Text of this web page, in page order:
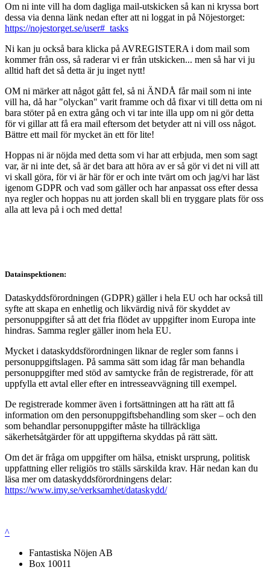
Om ni inte vill ha dom dagliga mail-utskicken så kan ni kryssa bort
dessa via denna länk nedan efter att ni loggat in på Nöjestorget:
https://nojestorget.se/user#_tasks
Ni kan ju också bara klicka på AVREGISTERA i dom mail som
kommer från oss, så raderar vi er från utskicken... men så har vi ju
alltid haft det så detta är ju inget nytt!
OM ni märker att något gått fel, så ni ÄNDÅ får mail som ni inte
vill ha, då har "olyckan" varit framme och då fixar vi till detta om ni
bara stöter på en extra gång och vi tar inte illa upp om ni gör detta
för vi gillar att få era mail eftersom det betyder att ni vill oss något.
Bättre ett mail för mycket än ett för lite!
Hoppas ni är nöjda med detta som vi har att erbjuda, men som sagt
var, är ni inte det, så är det bara att höra av er så gör vi det ni vill att
vi skall göra, för vi är här för er och inte tvärt om och jag/vi har läst
igenom GDPR och vad som gäller och har anpassat oss efter dessa
nya regler och hoppas nu att jorden skall bli en tryggare plats för oss
alla att leva på i och med detta!
Datainspektionen:
Dataskyddsförordningen (GDPR) gäller i hela EU och har också till
syfte att skapa en enhetlig och likvärdig nivå för skyddet av
personuppgifter så att det fria flödet av uppgifter inom Europa inte
hindras. Samma regler gäller inom hela EU.
Mycket i dataskyddsförordningen liknar de regler som fanns i
personuppgiftslagen. På samma sätt som idag får man behandla
personuppgifter med stöd av samtycke från de registrerade, för att
uppfylla ett avtal eller efter en intresseavvägning till exempel.
De registrerade kommer även i fortsättningen att ha rätt att få
information om den personuppgiftsbehandling som sker – och den
som behandlar personuppgifter måste ha tillräckliga
säkerhetsåtgärder för att uppgifterna skyddas på rätt sätt.
Om det är fråga om uppgifter om hälsa, etniskt ursprung, politisk
uppfattning eller religiös tro ställs särskilda krav. Här nedan kan du
läsa mer om dataskyddsförordningens delar:
https://www.imy.se/verksamhet/dataskydd/
^
Fantastiska Nöjen AB
Box 10011